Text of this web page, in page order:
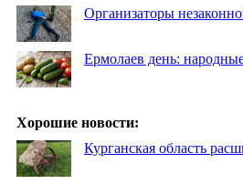
Организаторы
Ермолаев день:
Хорошие новости:
Курганская область